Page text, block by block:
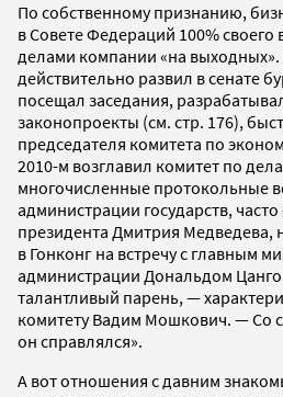
По собственному признанию,
в Совете Федераций 100%
делами компании «на
действительно развил в сенате
посещал заседания,
законопроекты (см. стр. 176),
председателя комитета по
2010-м возглавил комитет по
многочисленные протокольные
администрации государств,
президента Дмитрия Медведева,
в Гонконг на встречу с главным
администрации Дональдом
талантливый парень, —
комитету Вадим Мошкович. — Со
он справлялся».
А вот отношения с давним